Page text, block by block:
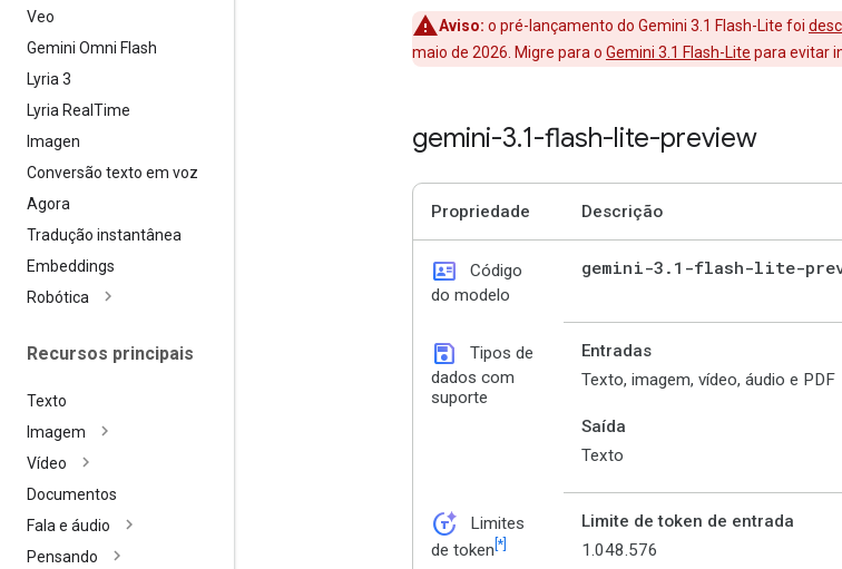
Veo
Gemini Omni Flash
Lyria 3
Lyria Real Time
Imagen
Conversão texto em voz
Agora
Tradução instantânea
Embeddings
Robótica
Recursos principais
Texto
Imagem
Vídeo
Documentos
Fala e áudio
Pensando
Aviso: o pré-lançamento do Gemini 3.1 Flash-Lite foi
maio de 2026. Migre para o Gemini 3.1 Flash-Lite para evitar
gemini-3.1-flash-lite-preview
Propriedade Descrição
id_card
Código
do modelo
gemini-3 . 1-flash-lite-
save
Tipos de
dados com
suporte
Entradas
Texto, imagem, vídeo, áudio e PDF
Saída
Texto
token_auto
Limites
de token [*]
Limite de token de entrada
1.048.576